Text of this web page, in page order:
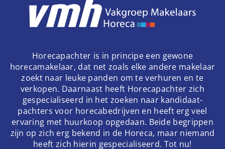
Horecapachter is in principe een gewone
horecamakelaar, dat net zoals elke andere makelaar
zoekt naar leuke panden om te verhuren en te
verkopen. Daarnaast heeft Horecapachter zich
gespecialiseerd in het zoeken naar kandidaat-
pachters voor horecabedrijven en heeft erg veel
ervaring met huurkoop opgedaan. Beide begrippen
zijn op zich erg bekend in de Horeca, maar niemand
heeft zich hierin gespecialiseerd. Tot nu!